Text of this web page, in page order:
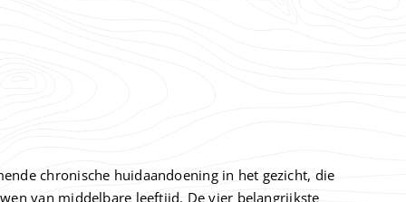
chronische huidaandoening in het gezicht, die
van middelbare leeftijd. De vier belangrijkste